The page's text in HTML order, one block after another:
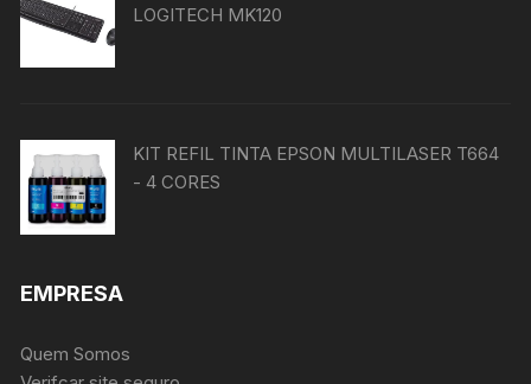
LOGITECH MK120
KIT REFIL TINTA EPSON MULTILASER T664
- 4 CORES
EMPRESA
Quem Somos